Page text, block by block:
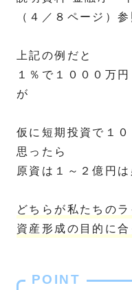
（４／８ページ）参
上記の例だと
１％で１０００万
が
仮に短期投資で１
思ったら
原資は１～２億円は
どちらが私たちの
資産形成の目的に
POINT